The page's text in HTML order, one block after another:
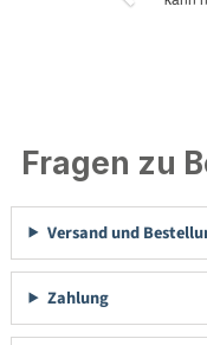
Fragen zu
Versand und
Zahlung